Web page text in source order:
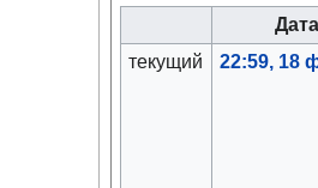
текущий
22:59, 18